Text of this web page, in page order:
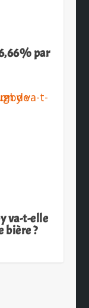
par
va-t-elle
bière ?